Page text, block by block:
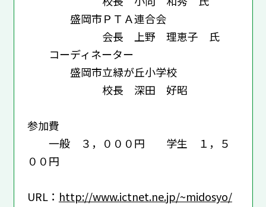
盛岡市ＰＴＡ連合会
会長 上野 理恵子 氏
コーディネーター
盛岡市立緑が丘小学校
校長 深田 好昭
参加費
一般 ３，０００円 学生 １，５
００円
URL： http://www.ictnet.ne.jp/~midosyo/